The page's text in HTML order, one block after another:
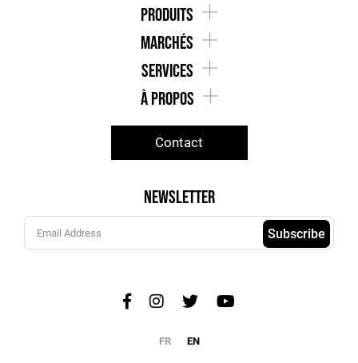
produits
marchés
services
À Propos
Contact
Newsletter
Subscribe
FR EN